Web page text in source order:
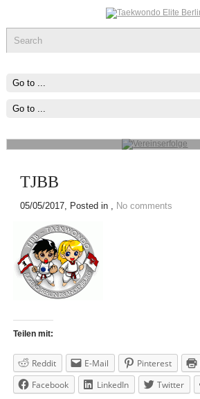
Vereinserfolge
wovon du träumst ,Fang Damit An!
TJBB
05/05/2017, Posted in , No comments
Teilen mit:
Reddit E-Mail Pinterest
Facebook
LinkedIn Twitter